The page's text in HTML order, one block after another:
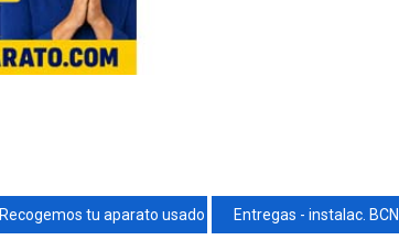
Recogemos tu aparato usado Entregas - instalac. BCN